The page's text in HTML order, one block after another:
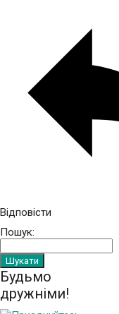
Відповісти
Пошук:
Будьмо
дружніми!